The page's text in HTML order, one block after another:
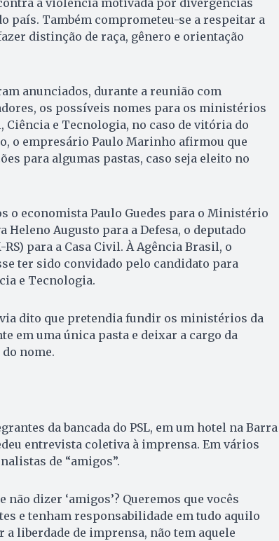
país. Também comprometeu-se a respeitar a
distinção de raça, gênero e orientação
anunciados, durante a reunião com
os possíveis nomes para os ministérios
Ciência e Tecnologia, no caso de vitória do
o empresário Paulo Marinho afirmou que
para algumas pastas, caso seja eleito no
o economista Paulo Guedes para o Ministério
Heleno Augusto para a Defesa, o deputado
para a Casa Civil. À Agência Brasil, o
ter sido convidado pelo candidato para
e Tecnologia.
dito que pretendia fundir os ministérios da
em uma única pasta e deixar a cargo da
nome.
da bancada do PSL, em um hotel na Barra
entrevista coletiva à imprensa. Em vários
de “amigos”.
dizer ‘amigos’? Queremos que vocês
e tenham responsabilidade em tudo aquilo
a liberdade de imprensa, não tem aquele